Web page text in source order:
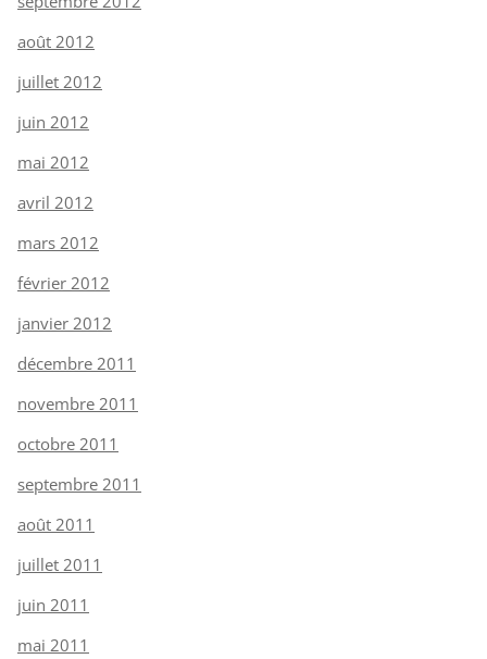
août 2012
juillet 2012
juin 2012
mai 2012
avril 2012
mars 2012
février 2012
janvier 2012
décembre 2011
novembre 2011
octobre 2011
septembre 2011
août 2011
juillet 2011
juin 2011
mai 2011